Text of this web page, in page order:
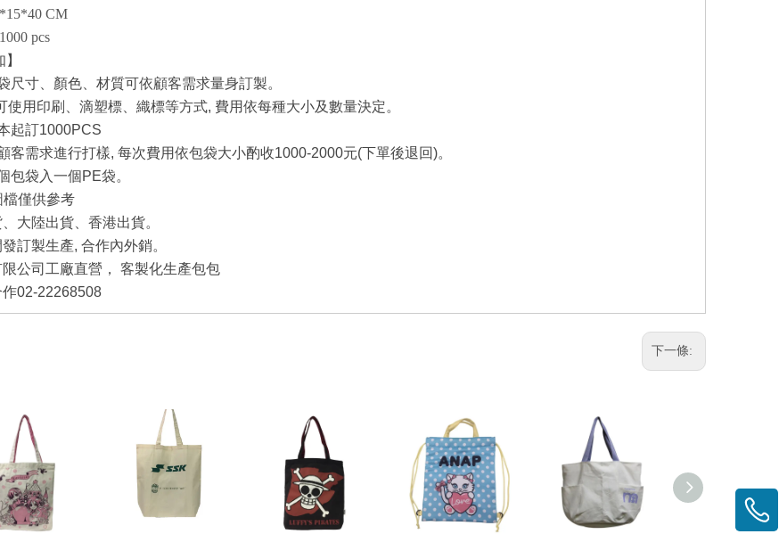
CM
pcs
尺寸、顏色、材質可依顧客需求量身訂製。
使用印刷、滴塑標、織標等方式, 費用依每種大小及數量決定。
起訂1000PCS
客需求進行打樣, 每次費用依包袋大小酌收1000-2000元(下單後退回)。
包袋入一個PE袋。
檔僅供參考
大陸出貨、香港出貨。
訂製生產, 合作內外銷。
公司工廠直營， 客製化生產包包
02-22268508
下一條: